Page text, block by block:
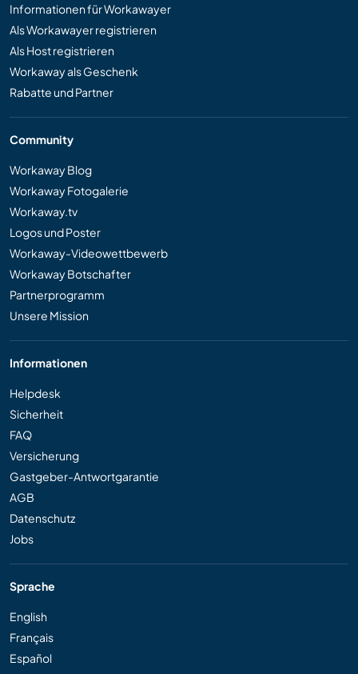
Informationen für Workawayer
Als Workawayer registrieren
Als Host registrieren
Workaway als Geschenk
Rabatte und Partner
Community
Workaway Blog
Workaway Fotogalerie
Workaway.tv
Logos und Poster
Workaway-Videowettbewerb
Workaway Botschafter
Partnerprogramm
Unsere Mission
Informationen
Helpdesk
Sicherheit
FAQ
Versicherung
Gastgeber-Antwortgarantie
AGB
Datenschutz
Jobs
Sprache
English
Français
Español